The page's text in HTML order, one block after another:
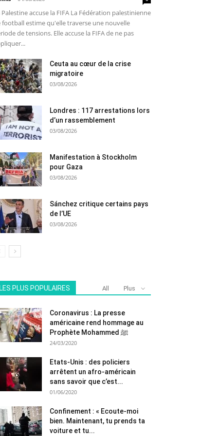
Palestine accuse la FIFA La Fédération palestinienne
football estime qu'elle traverse une nouvelle
de tensions. Elle accuse la FIFA de ne pas
Ceuta au cœur de la crise
migratoire
03/08/2026
Londres : 117 arrestations lors
d’un rassemblement
03/08/2026
Manifestation à Stockholm
pour Gaza
03/08/2026
Sánchez critique certains pays
de l’UE
03/08/2026
LES PLUS POPULAIRES All Plus
Coronavirus : La presse
américaine rend hommage au
Prophète Mohammed ﷺ
24/03/2020
Etats-Unis : des policiers
arrêtent un afro-américain
sans savoir que c’est...
01/06/2020
Confinement : « Ecoute-moi
bien. Maintenant, tu prends ta
voiture et tu...